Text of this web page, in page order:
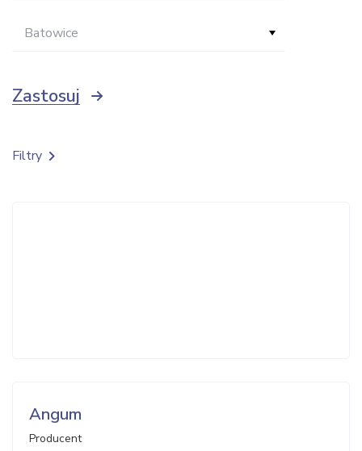
Batowice
Zastosuj
Angum
Producent
Filtry